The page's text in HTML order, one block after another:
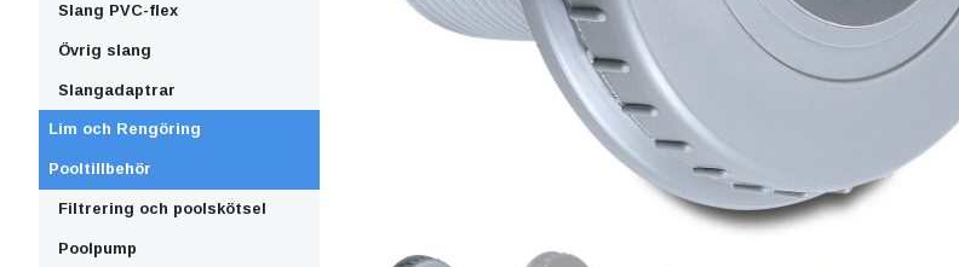
Slang PVC-flex
Övrig slang
Slangadaptrar
Lim och Rengöring
Pooltillbehör
Filtrering och poolskötsel
Poolpump